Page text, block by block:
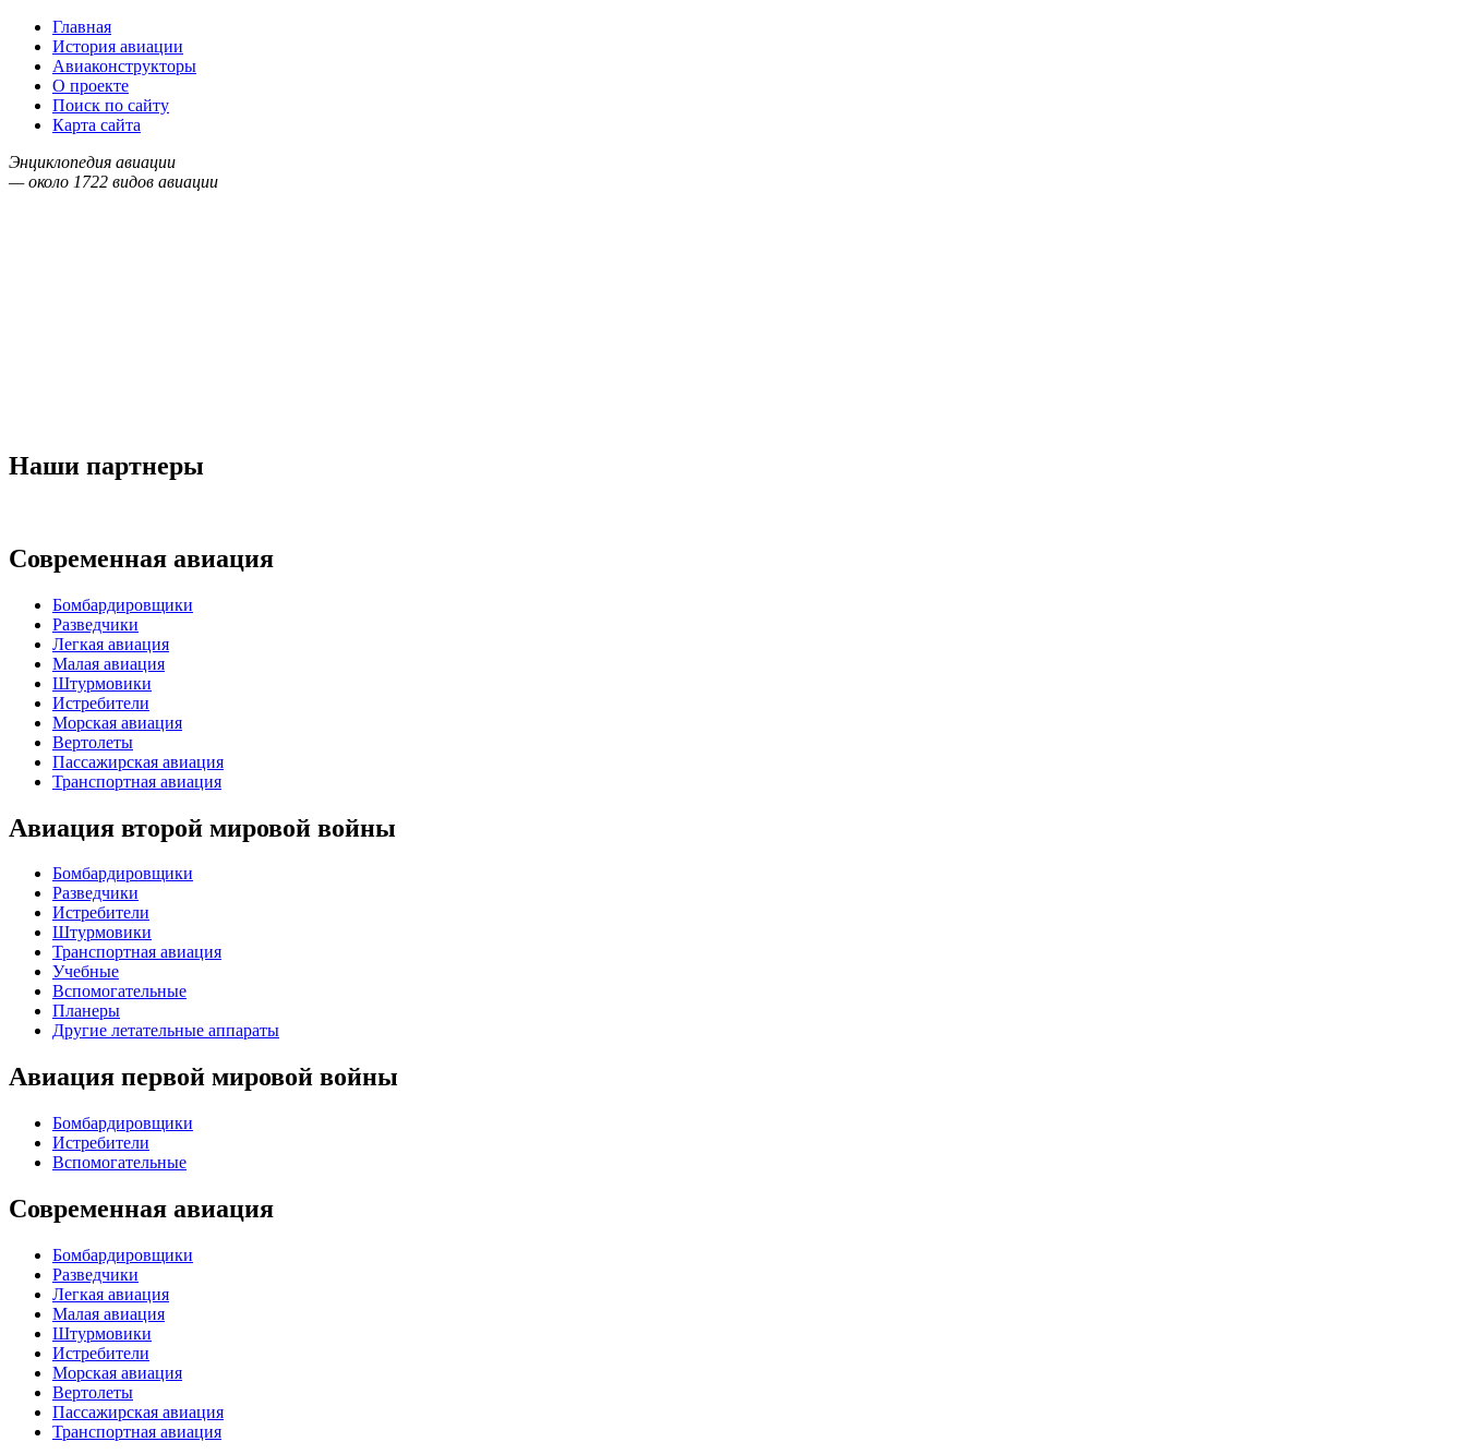
Главная
История авиации
Авиаконструкторы
О проекте
Поиск по сайту
Карта сайта
Энциклопедия авиации
— около 1722 видов авиации
Наши партнеры
Современная авиация
Бомбардировщики
Разведчики
Легкая авиация
Малая авиация
Штурмовики
Истребители
Морская авиация
Вертолеты
Пассажирская авиация
Транспортная авиация
Авиация второй мировой войны
Бомбардировщики
Разведчики
Истребители
Штурмовики
Транспортная авиация
Учебные
Вспомогательные
Планеры
Другие летательные аппараты
Авиация первой мировой войны
Бомбардировщики
Истребители
Вспомогательные
Современная авиация
Бомбардировщики
Разведчики
Легкая авиация
Малая авиация
Штурмовики
Истребители
Морская авиация
Вертолеты
Пассажирская авиация
Транспортная авиация